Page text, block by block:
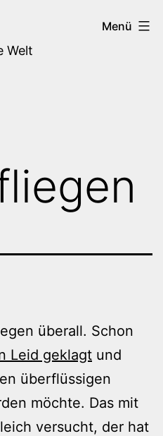
Welt
Menü
überall. Schon
Leid geklagt und
überflüssigen
möchte. Das mit
versucht, der hat